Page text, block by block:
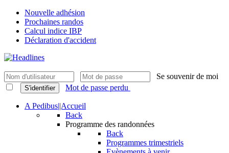
Nouvelle adhésion
Prochaines randos
Calcul indice IBP
Déclaration d'accident
Se souvenir de moi
S'identifier Mot de passe perdu
A Pedibus||Accueil
Back
Programme des randonnées
Back
Programmes trimestriels